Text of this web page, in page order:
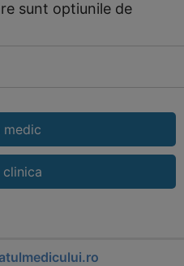
sunt optiunile de
medic
clinica